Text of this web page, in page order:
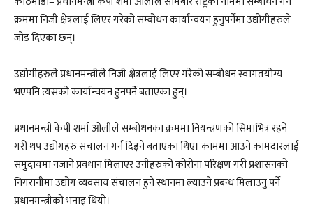
क्रममा निजी क्षेत्रलाई लिएर गरेको सम्बोधन कार्यान्वयन हुनुपर्नेमा उद्योगीहरुले
जाेड दिएका छन्।
उद्योगीहरुले प्रधानमन्त्रीले निजी क्षेत्रलाई लिएर गरेको सम्बोधन स्वागतयाेग्य
भएपनि त्यसको कार्यान्वयन हुनपर्ने बताएका हुन्।
प्रधानमन्त्री केपी शर्मा ओलीले सम्बोधनका क्रममा नियन्त्रणको सिमाभित्र रहने
गरी थप उद्योगहरु संचालन गर्न दिइने बताएका थिए। काममा आउने कामदारलाई
समुदायमा नजाने प्रवधान मिलाएर उनीहरुको कोरोना परिक्षण गरी प्रशासनको
निगरानीमा उद्योग व्यवसाय संचालन हुने स्थानमा ल्याउने प्रबन्ध मिलाउनु पर्ने
प्रधानमन्त्रीको भनाइ थियो।